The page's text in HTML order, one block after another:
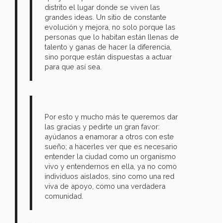
distrito el lugar donde se viven las
grandes ideas. Un sitio de constante
evolución y mejora, no solo porque las
personas que lo habitan están llenas de
talento y ganas de hacer la diferencia,
sino porque están dispuestas a actuar
para que así sea.
Por esto y mucho más te queremos dar
las gracias y pedirte un gran favor:
ayúdanos a enamorar a otros con este
sueño; a hacerles ver que es necesario
entender la ciudad como un organismo
vivo y entendernos en ella, ya no como
individuos aislados, sino como una red
viva de apoyo, como una verdadera
comunidad.